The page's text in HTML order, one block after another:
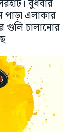
বুধবার
পাড়া এলাকার
গুলি চালানোর